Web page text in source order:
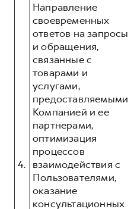
4.
Направление
своевременных
ответов на запросы
и обращения,
связанные с
товарами и
услугами,
предоставляемыми
Компанией и ее
партнерами,
оптимизация
процессов
взаимодействия с
Пользователями,
оказание
консультационных